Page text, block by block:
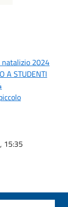
natalizio 2024
A STUDENTI
15:35